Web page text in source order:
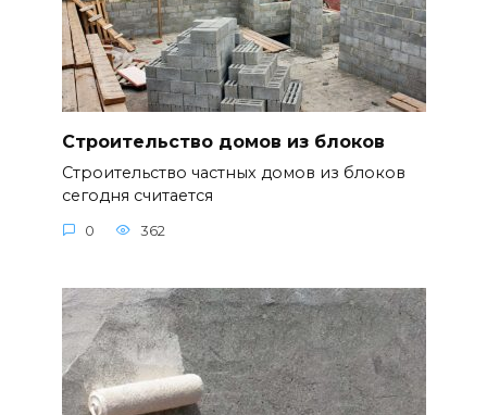
Строительство домов из блоков
Строительство частных домов из блоков
сегодня считается
0 362